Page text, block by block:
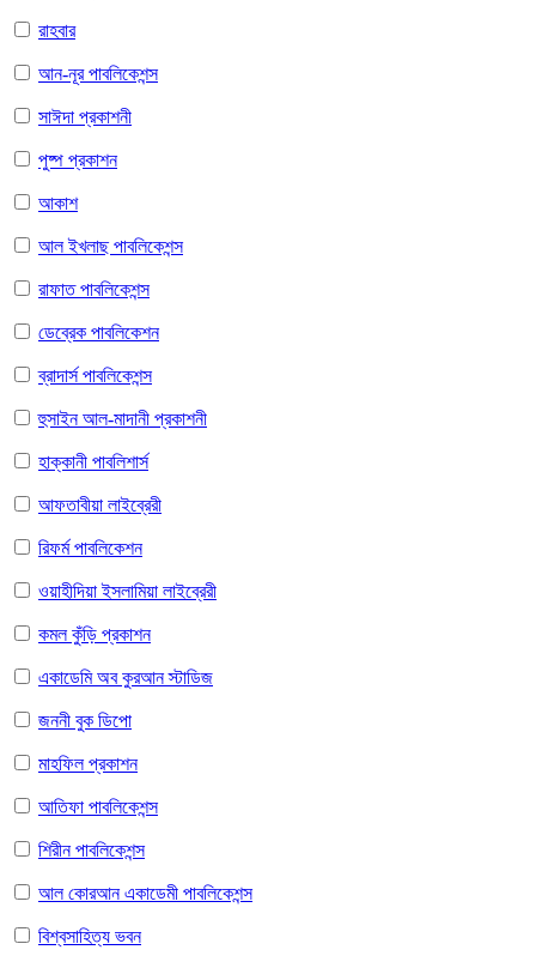
রাহবার
আন-নূর পাবলিকেশন্স
সাঈদা প্রকাশনী
পুষ্প প্রকাশন
আকাশ
আল ইখলাছ পাবলিকেশন্স
রাফাত পাবলিকেশন্স
ডেব্রেক পাবলিকেশন
ব্রাদার্স পাবলিকেশন্স
হুসাইন আল-মাদানী প্রকাশনী
হাক্কানী পাবলিশার্স
আফতাবীয়া লাইব্রেরী
রিফর্ম পাবলিকেশন
ওয়াহীদিয়া ইসলামিয়া লাইব্রেরী
কমল কুঁড়ি প্রকাশন
একাডেমি অব কুরআন স্টাডিজ
জননী বুক ডিপো
মাহফিল প্রকাশন
আতিফা পাবলিকেশন্স
শিরীন পাবলিকেশন্স
আল কোরআন একাডেমী পাবলিকেশন্স
বিশ্বসাহিত্য ভবন